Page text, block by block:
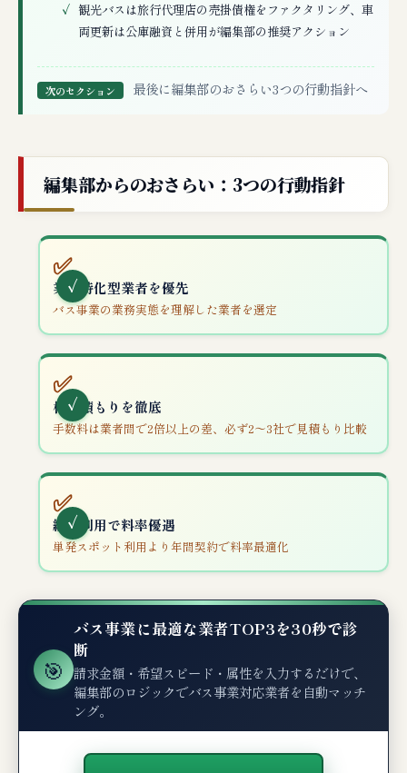
観光バスは旅行代理店の売掛債権をファクタリング、車
両更新は公庫融資と併用が編集部の推奨アクション
次のセクション 最後に編集部のおさらい3つの行動指針へ
編集部からのおさらい：3つの行動指針
✅
業界特化型業者を優先
バス事業の業務実態を理解した業者を選定
✅
相見積もりを徹底
手数料は業者間で2倍以上の差、必ず2〜3社で見積もり比較
✅
継続利用で料率優遇
単発スポット利用より年間契約で料率最適化
🎯
バス事業に最適な業者TOP3を30秒で診
断
請求金額・希望スピード・属性を入力するだけで、
編集部のロジックでバス事業対応業者を自動マッチ
ング。